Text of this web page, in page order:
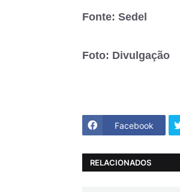
Fonte: Sedel
Foto: Divulgação
Facebook
RELACIONADOS